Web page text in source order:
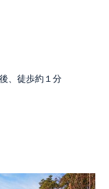
、徒歩約１分